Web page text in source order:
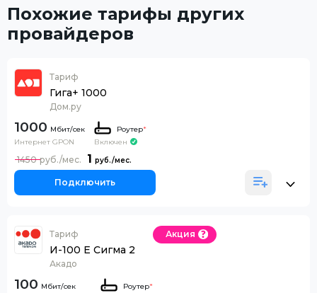
Похожие тарифы других
провайдеров
Тариф
Гига+ 1000
Дом.ру
1000
Интернет GPON
Роутер*
Включен
1
1450
Подключить
Тариф
И-100 Е Сигма 2
Акадо
Акция
100 Роутер*